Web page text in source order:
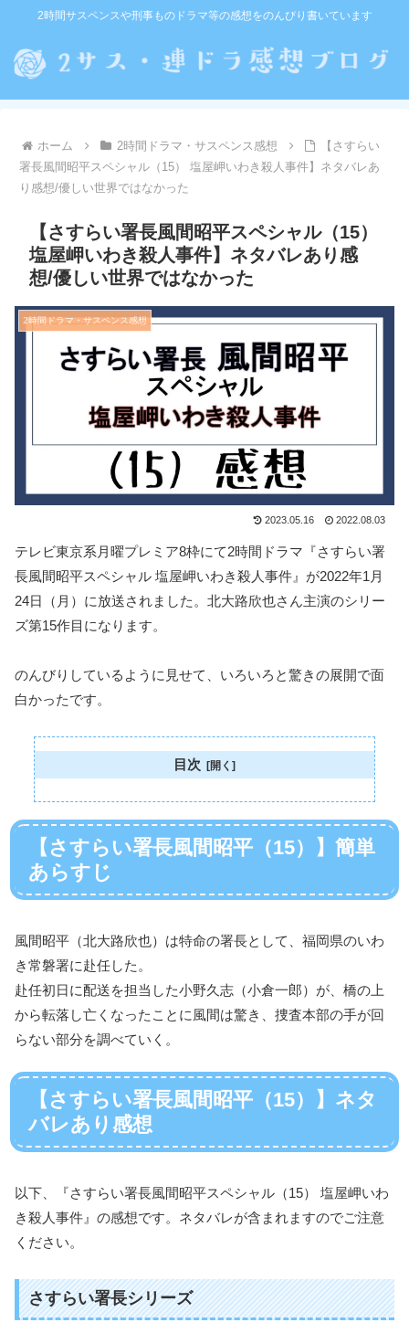
2時間サスペンスや刑事ものドラマ等の感想をのんびり書いています
ホーム 2時間ドラマ・サスペンス感想
【さすらい
署長風間昭平スペシャル（15） 塩屋岬いわき殺人事件】ネタバレあ
り感想/優しい世界ではなかった
【さすらい署長風間昭平スペシャル（15）
塩屋岬いわき殺人事件】ネタバレあり感
想/優しい世界ではなかった
2時間ドラマ・サスペンス感想
2023.05.16 2022.08.03
テレビ東京系月曜プレミア8枠にて2時間ドラマ『さすらい署
長風間昭平スペシャル 塩屋岬いわき殺人事件』が2022年1月
24日（月）に放送されました。北大路欣也さん主演のシリー
ズ第15作目になります。
のんびりしているように見せて、いろいろと驚きの展開で面
白かったです。
目次
【さすらい署長風間昭平（15）】簡単
あらすじ
風間昭平（北大路欣也）は特命の署長として、福岡県のいわ
き常磐署に赴任した。
赴任初日に配送を担当した小野久志（小倉一郎）が、橋の上
から転落し亡くなったことに風間は驚き、捜査本部の手が回
らない部分を調べていく。
【さすらい署長風間昭平（15）】ネタ
バレあり感想
以下、『さすらい署長風間昭平スペシャル（15） 塩屋岬いわ
き殺人事件』の感想です。ネタバレが含まれますのでご注意
ください。
さすらい署長シリーズ